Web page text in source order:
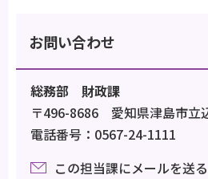
お問い合わせ
総務部 財政課
〒496-8686 愛知県津島市立
電話番号：0567-24-1111
この担当課にメールを送る